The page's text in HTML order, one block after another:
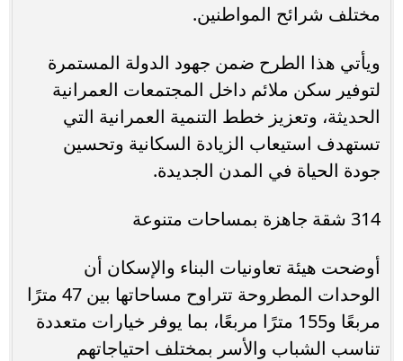
مختلف شرائح المواطنين.
ويأتي هذا الطرح ضمن جهود الدولة المستمرة
لتوفير سكن ملائم داخل المجتمعات العمرانية
الحديثة، وتعزيز خطط التنمية العمرانية التي
تستهدف استيعاب الزيادة السكانية وتحسين
جودة الحياة في المدن الجديدة.
314 شقة جاهزة بمساحات متنوعة
أوضحت هيئة تعاونيات البناء والإسكان أن
الوحدات المطروحة تتراوح مساحاتها بين 47 مترًا
مربعًا و155 مترًا مربعًا، بما يوفر خيارات متعددة
تناسب الشباب والأسر بمختلف احتياجاتهم